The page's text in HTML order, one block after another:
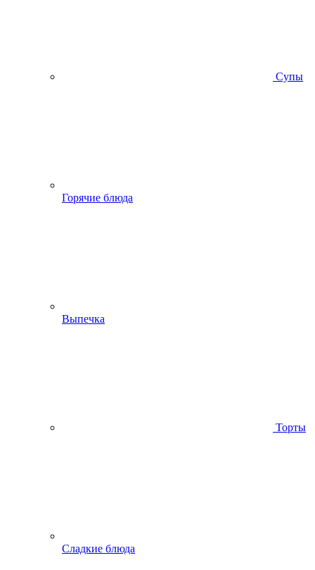
Супы
Горячие блюда
Выпечка
Торты
Сладкие блюда